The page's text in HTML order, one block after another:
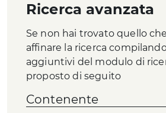
Ricerca avanzata
Se non hai trovato quello
affinare la ricerca
aggiuntivi del modulo di
proposto di seguito
Contenente